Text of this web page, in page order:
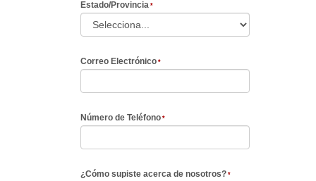
Estado/Provincia
Correo Electrónico
Número de Teléfono
¿Cómo supiste acerca de nosotros?